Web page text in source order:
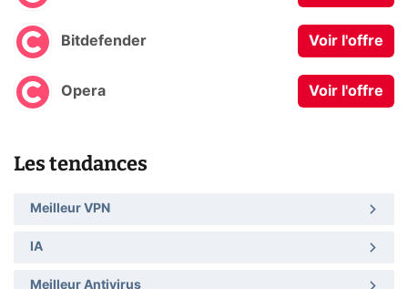
Bitdefender Voir l'offre
Opera Voir l'offre
Les tendances
Meilleur VPN
IA
Meilleur Antivirus